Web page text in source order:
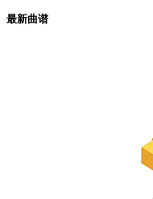
最新曲谱